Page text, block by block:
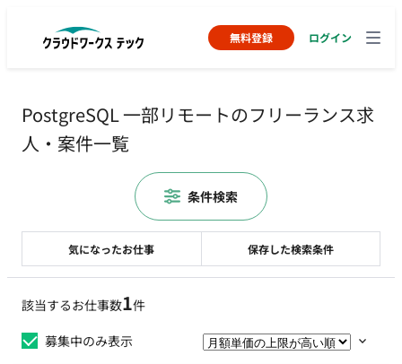
無料登録 ログイン
PostgreSQL 一部リモートのフリーランス求
人・案件一覧
該当するお仕事数1件
募集中のみ表示
気になったお仕事 保存した検索条件
条件検索